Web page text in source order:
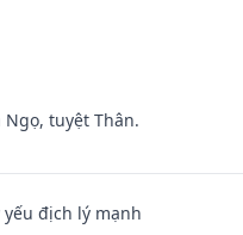
tuyệt Thân.
địch lý mạnh